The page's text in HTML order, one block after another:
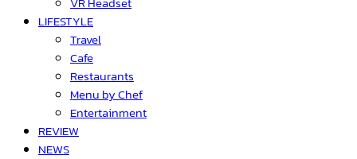
LIFESTYLE
Travel
Cafe
Restaurants
Menu by Chef
Entertainment
REVIEW
NEWS